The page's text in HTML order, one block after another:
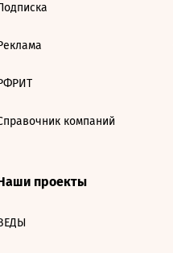
компаний
проекты